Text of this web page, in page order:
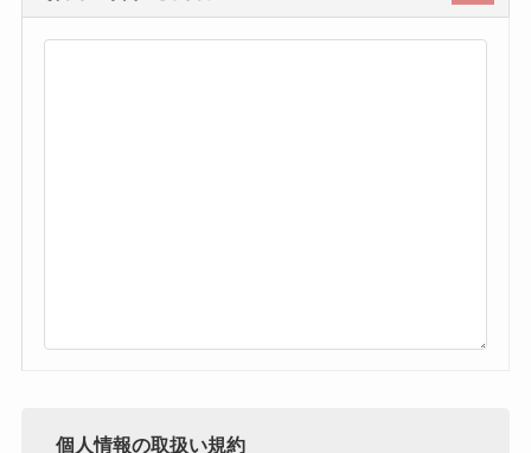
個人情報の取扱い規約